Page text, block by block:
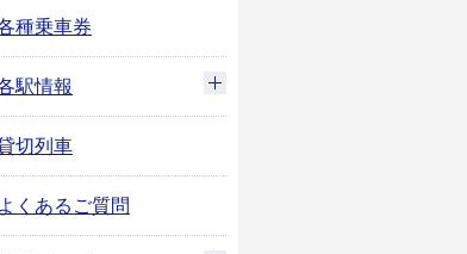
種乗車券
駅情報
切列車
よくあるご質問